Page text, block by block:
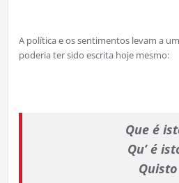
A política e os sentimentos levam a
poderia ter sido escrita hoje mesmo:
Que é
Qu’ é
Quisto